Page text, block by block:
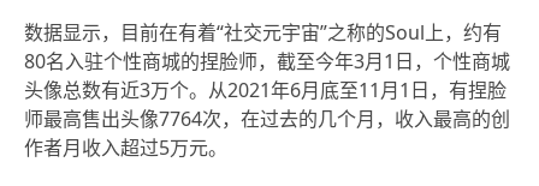
数据显示，目前在有着“社交元宇宙”之称的Soul上，约有
80名入驻个性商城的捏脸师，截至今年3月1日，个性商城
头像总数有近3万个。从2021年6月底至11月1日，有捏脸
师最高售出头像7764次，在过去的几个月，收入最高的创
作者月收入超过5万元。